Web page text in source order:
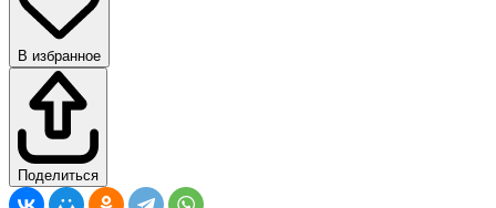
В избранное
Поделиться